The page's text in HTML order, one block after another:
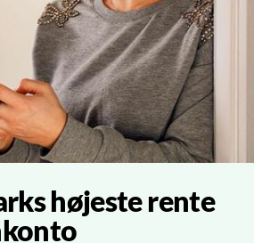
højeste rente